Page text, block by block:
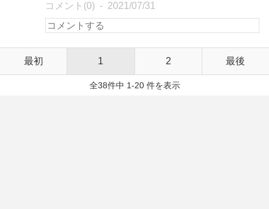
コメント(0) 2021/07/31
最初 1 2 最後
全38件中 1-20 件を表示